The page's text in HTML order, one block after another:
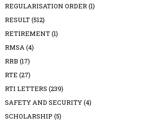
REGULARISATION ORDER (1)
RESULT(512)
RETIREMENT(1)
RMSA (4)
RRB (17)
RTE (27)
RTI LETTERS (239)
SAFETY AND SECURITY(4)
SCHOLARSHIP (5)